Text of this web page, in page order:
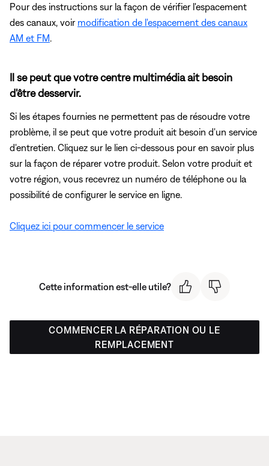
Pour des instructions sur la façon de vérifier l'espacement
des canaux, voir modification de l'espacement des canaux
AM et FM
Il se peut que votre centre multimédia ait besoin
d'être desservir.
Si les étapes fournies ne permettent pas de résoudre votre
problème, il se peut que votre produit ait besoin d'un service
d'entretien. Cliquez sur le lien ci-dessous pour en savoir plus
sur la façon de réparer votre produit. Selon votre produit et
votre région, vous recevrez un numéro de téléphone ou la
possibilité de configurer le service en ligne.
Cliquez ici pour commencer le service
Cette information est-elle utile?
COMMENCER LA RÉPARATION OU LE
REMPLACEMENT